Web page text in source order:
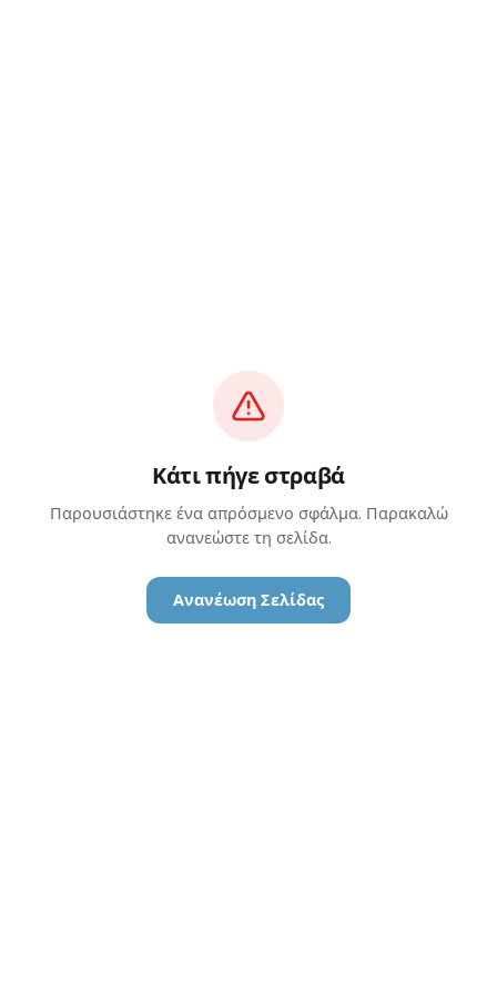
Κάτι πήγε στραβά
Παρουσιάστηκε ένα απρόσμενο σφάλμα. Παρακαλώ
ανανεώστε τη σελίδα.
Ανανέωση Σελίδας